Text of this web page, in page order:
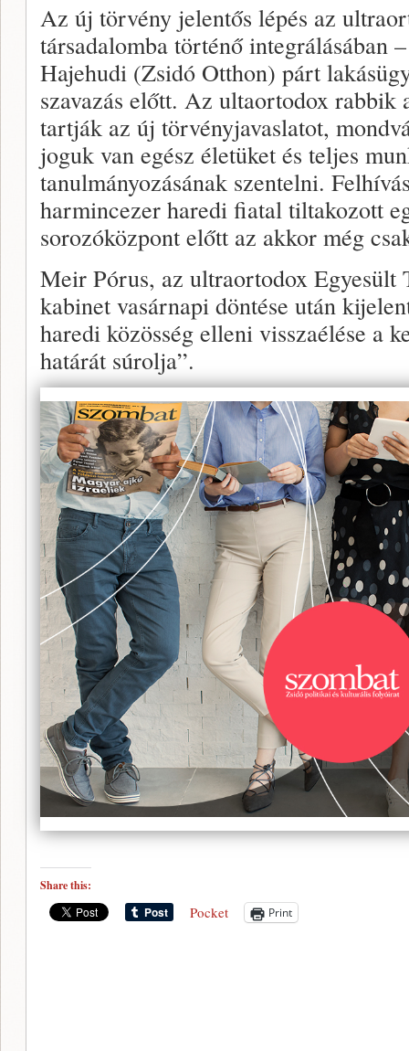
Az új törvény jelentős lépés az
társadalomba történő
Hajehudi (Zsidó Otthon) párt
szavazás előtt. Az ultaortodox rabbik
tartják az új törvényjavaslatot,
joguk van egész életüket és teljes
tanulmányozásának szentelni.
harmincezer haredi fiatal tiltakozott
sorozóközpont előtt az akkor még
Meir Pórus, az ultraortodox Egyesült
kabinet vasárnapi döntése után
haredi közösség elleni visszaélése a
határát súrolja”.
Share this:
Pocket Print